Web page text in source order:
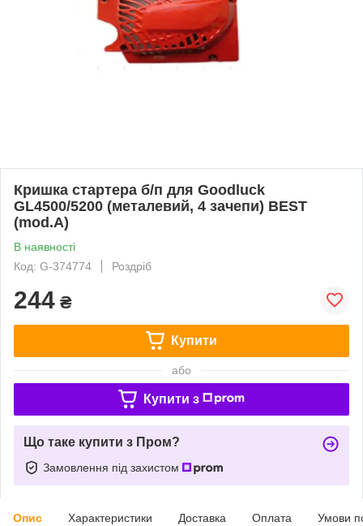
Кришка стартера б/п для Goodluck
GL4500/5200 (металевий, 4 зачепи) BEST
(mod.A)
В наявності
Код: G-374774
Роздріб
244 ₴
Купити
або
Купити з
Що таке купити з Пром?
Замовлення під захистом
Опис Характеристики Доставка Оплата Умови